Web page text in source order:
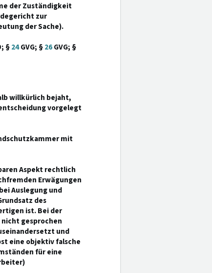
der Zuständigkeit
zur
der Sache).
§24GVG; §26GVG; §
willkürlich bejaht,
vorgelegt
mit
Aspekt rechtlich
Erwägungen
Auslegung und
des
ist. Bei der
nicht gesprochen
und
eine objektiv falsche
für eine